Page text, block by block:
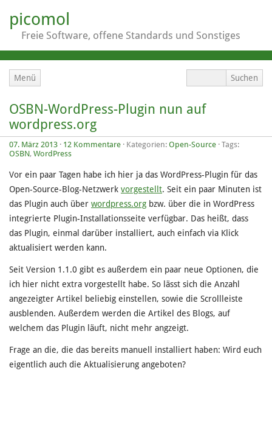
picomol
Freie Software, offene Standards und Sonstiges
Menü
OSBN-WordPress-Plugin nun auf
wordpress.org
07. März 2013 · 12 Kommentare · Kategorien: Open-Source · Tags:
OSBN, WordPress
Vor ein paar Tagen habe ich hier ja das WordPress-Plugin für das
Open-Source-Blog-Netzwerk vorgestellt. Seit ein paar Minuten ist
das Plugin auch über wordpress.org bzw. über die in WordPress
integrierte Plugin-Installationsseite verfügbar. Das heißt, dass
das Plugin, einmal darüber installiert, auch einfach via Klick
aktualisiert werden kann.
Seit Version 1.1.0 gibt es außerdem ein paar neue Optionen, die
ich hier nicht extra vorgestellt habe. So lässt sich die Anzahl
angezeigter Artikel beliebig einstellen, sowie die Scrollleiste
ausblenden. Außerdem werden die Artikel des Blogs, auf
welchem das Plugin läuft, nicht mehr angzeigt.
Frage an die, die das bereits manuell installiert haben: Wird euch
eigentlich auch die Aktualisierung angeboten?